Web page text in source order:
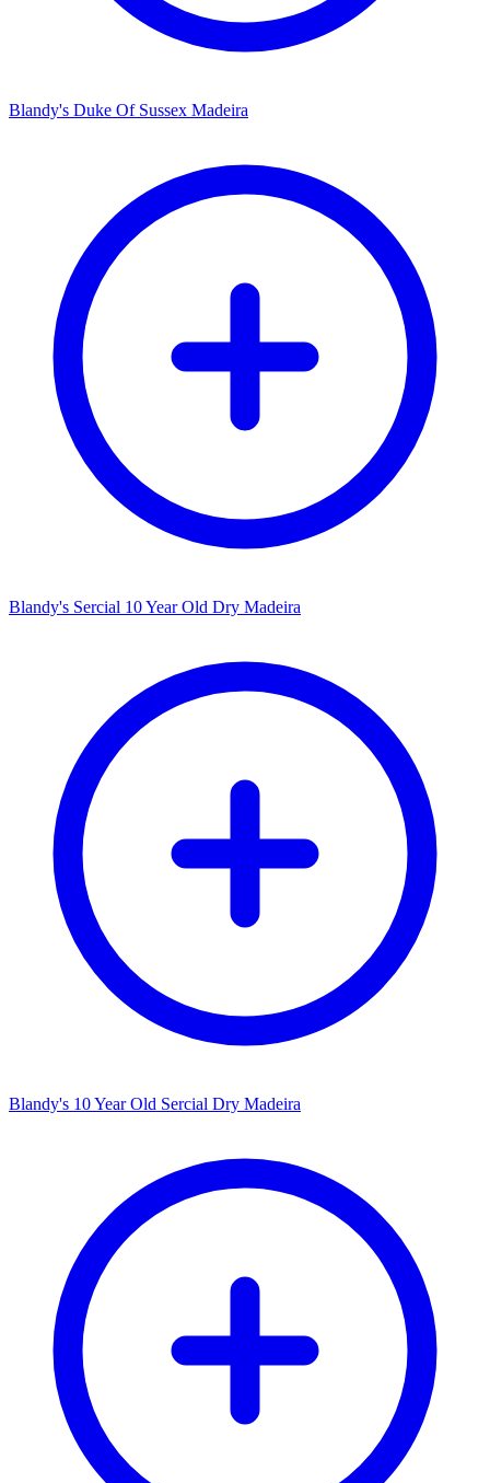
Blandy's Duke Of Sussex Madeira
Blandy's Sercial 10 Year Old Dry Madeira
Blandy's 10 Year Old Sercial Dry Madeira